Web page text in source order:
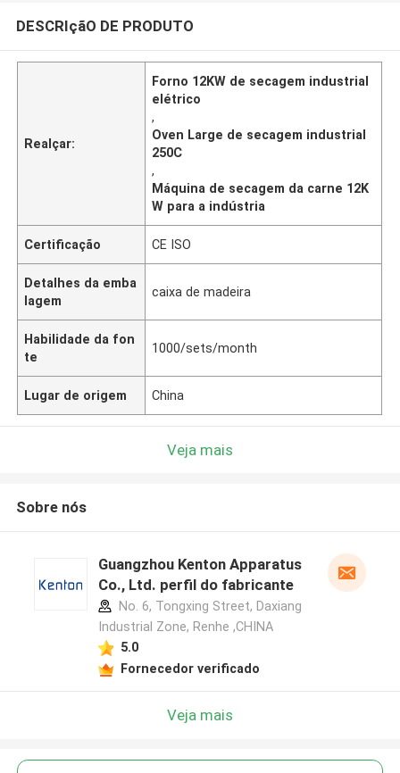
DESCRIçãO DE PRODUTO
Realçar:
Forno 12KW de secagem industrial
elétrico
,
Oven Large de secagem industrial
250C
,
Máquina de secagem da carne 12K
W para a indústria
Certificação CE ISO
Detalhes da emba
lagem
caixa de madeira
Habilidade da fon
te
1000/sets/month
Lugar de origem China
Veja mais
Sobre nós
Guangzhou Kenton Apparatus
Co., Ltd. perfil do fabricante
No. 6, Tongxing Street, Daxiang
Industrial Zone, Renhe ,CHINA
5.0
Fornecedor verificado
Veja mais